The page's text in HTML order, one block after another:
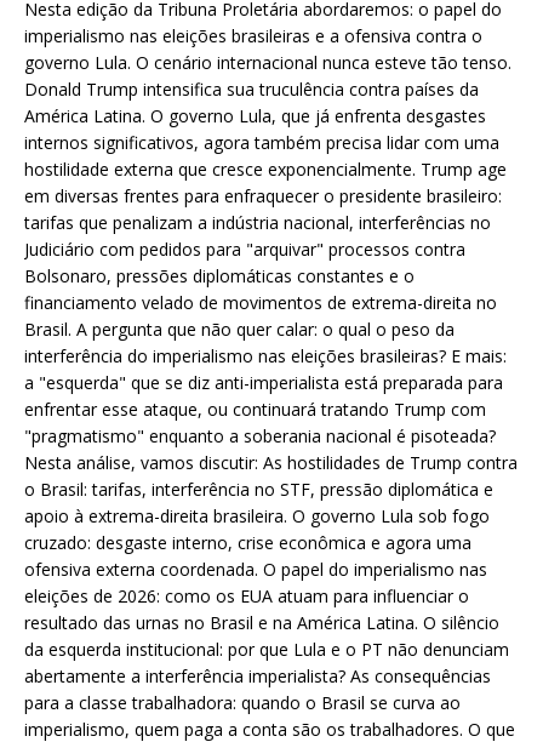
Nesta edição da Tribuna Proletária abordaremos: o papel do
imperialismo nas eleições brasileiras e a ofensiva contra o
governo Lula. O cenário internacional nunca esteve tão tenso.
Donald Trump intensifica sua truculência contra países da
América Latina. O governo Lula, que já enfrenta desgastes
internos significativos, agora também precisa lidar com uma
hostilidade externa que cresce exponencialmente. Trump age
em diversas frentes para enfraquecer o presidente brasileiro:
tarifas que penalizam a indústria nacional, interferências no
Judiciário com pedidos para "arquivar" processos contra
Bolsonaro, pressões diplomáticas constantes e o
financiamento velado de movimentos de extrema-direita no
Brasil. A pergunta que não quer calar: o qual o peso da
interferência do imperialismo nas eleições brasileiras? E mais:
a "esquerda" que se diz anti-imperialista está preparada para
enfrentar esse ataque, ou continuará tratando Trump com
"pragmatismo" enquanto a soberania nacional é pisoteada?
Nesta análise, vamos discutir: As hostilidades de Trump contra
o Brasil: tarifas, interferência no STF, pressão diplomática e
apoio à extrema-direita brasileira. O governo Lula sob fogo
cruzado: desgaste interno, crise econômica e agora uma
ofensiva externa coordenada. O papel do imperialismo nas
eleições de 2026: como os EUA atuam para influenciar o
resultado das urnas no Brasil e na América Latina. O silêncio
da esquerda institucional: por que Lula e o PT não denunciam
abertamente a interferência imperialista? As consequências
para a classe trabalhadora: quando o Brasil se curva ao
imperialismo, quem paga a conta são os trabalhadores. O que